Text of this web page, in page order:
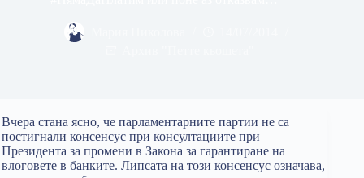
Вчера стана ясно, че парламентарните партии не са
постигнали консенсус при консултациите при
Президента за промени в Закона за гарантиране на
влоговете в банките. Липсата на този консенсус означава,